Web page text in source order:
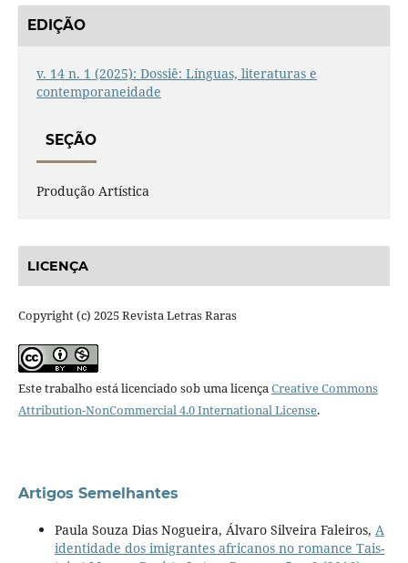
EDIÇÃO
v. 14 n. 1 (2025): Dossiê: Línguas, literaturas e
contemporaneidade
SEÇÃO
Produção Artística
LICENÇA
Copyright (c) 2025 Revista Letras Raras
Este trabalho está licenciado sob uma licençaCreative Commons
Attribution-NonCommercial 4.0 International License.
Artigos Semelhantes
Paula Souza Dias Nogueira, Álvaro Silveira Faleiros, A
identidade dos imigrantes africanos no romance Tais-